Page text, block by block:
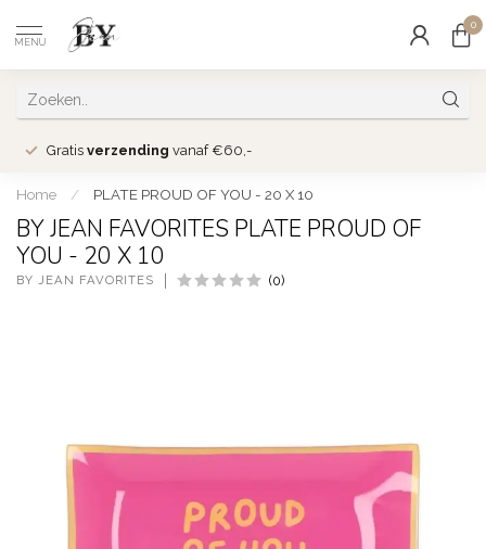
MENU
0
Gratis verzending vanaf €60,-
Home / PLATE PROUD OF YOU - 20 X 10
BY JEAN FAVORITES PLATE PROUD OF
YOU - 20 X 10
BY JEAN FAVORITES (0)